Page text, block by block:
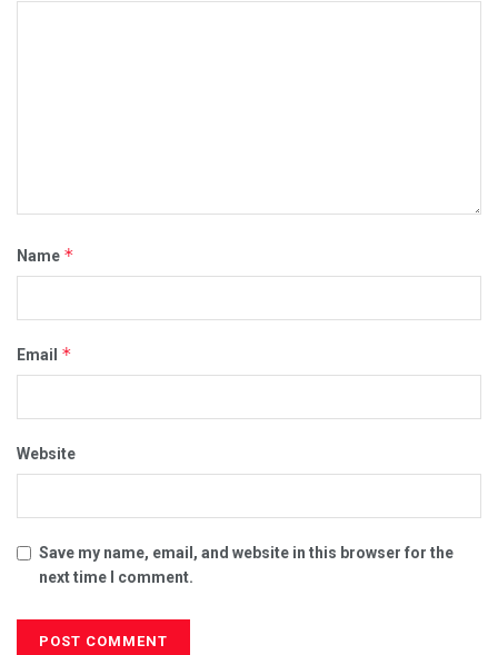
Name *
Email *
Website
Save my name, email, and website in this browser for the
next time I comment.